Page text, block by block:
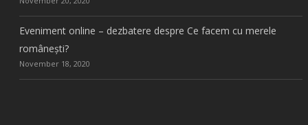
Eveniment online – dezbatere despre Ce facem cu merele
românești?
November 18, 2020